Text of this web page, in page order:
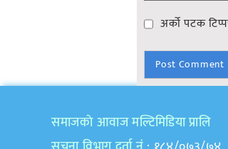
अर्को पटक
समाजकाे आवाज मल्टिमिडिया प्रालि